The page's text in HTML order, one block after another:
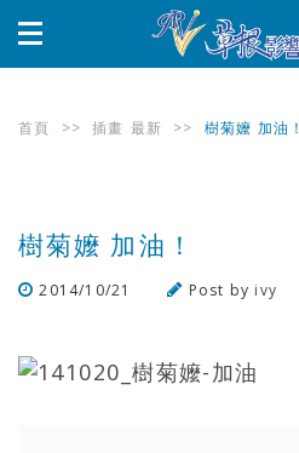
首頁 >> 插畫 最新 >> 樹菊嬤 加油！
樹菊嬤 加油！
2014/10/21 Post by ivy